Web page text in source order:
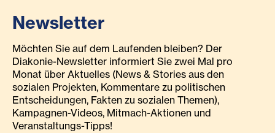
Newsletter
Möchten Sie auf dem Laufenden bleiben? Der
Diakonie-Newsletter informiert Sie zwei Mal pro
Monat über Aktuelles (News & Stories aus den
sozialen Projekten, Kommentare zu politischen
Entscheidungen, Fakten zu sozialen Themen),
Kampagnen-Videos, Mitmach-Aktionen und
Veranstaltungs-Tipps!